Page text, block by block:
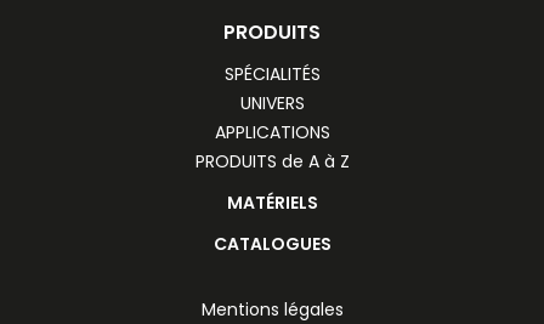
PRODUITS
SPÉCIALITÉS
UNIVERS
APPLICATIONS
PRODUITS de A à Z
MATÉRIELS
CATALOGUES
Mentions légales